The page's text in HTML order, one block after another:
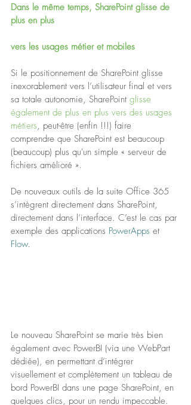
Dans le même temps, SharePoint glisse de
plus en plus
vers les usages métier et mobiles
Si le positionnement de SharePoint glisse
inexorablement vers l’utilisateur final et vers
sa totale autonomie, SharePoint glisse
également de plus en plus vers des usages
métiers, peut-être (enfin !!!) faire
comprendre que SharePoint est beaucoup
(beaucoup) plus qu'un simple « serveur de
fichiers amélioré ».
De nouveaux outils de la suite Office 365
s’intègrent directement dans SharePoint,
directement dans l’interface. C’est le cas par
exemple des applications PowerApps et
Flow.
Le nouveau SharePoint se marie très bien
également avec PowerBI (via une WebPart
dédiée), en permettant d’intégrer
visuellement et complètement un tableau de
bord PowerBI dans une page SharePoint, en
quelques clics, pour un rendu impeccable.